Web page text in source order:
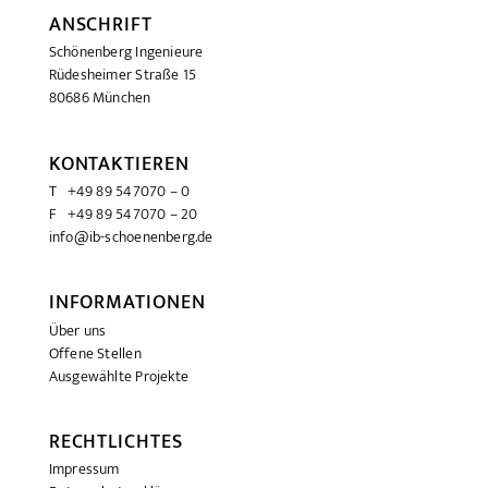
ANSCHRIFT
Schönenberg Ingenieure
Rüdesheimer Straße 15
80686 München
KONTAKTIEREN
T +49 89 547070 – 0
F +49 89 547070 – 20
info@ib-schoenenberg.de
INFORMATIONEN
Über uns
Offene Stellen
Ausgewählte Projekte
RECHTLICHTES
Impressum